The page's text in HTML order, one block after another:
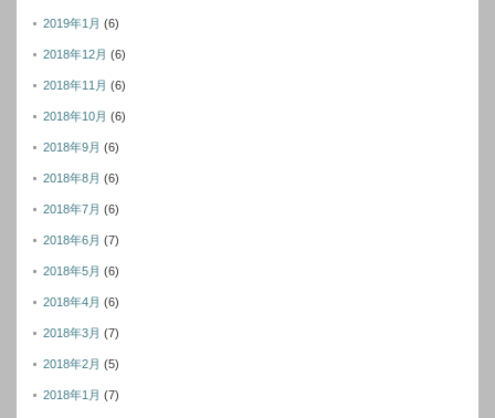
2019年1月 (6)
2018年12月 (6)
2018年11月 (6)
2018年10月 (6)
2018年9月 (6)
2018年8月 (6)
2018年7月 (6)
2018年6月 (7)
2018年5月 (6)
2018年4月 (6)
2018年3月 (7)
2018年2月 (5)
2018年1月 (7)